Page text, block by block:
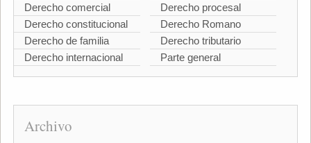
Derecho comercial
Derecho constitucional
Derecho de familia
Derecho internacional
Derecho procesal
Derecho Romano
Derecho tributario
Parte general
Archivo